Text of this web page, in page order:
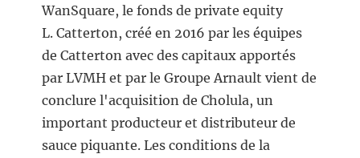
WanSquare, le fonds de private equity
L. Catterton, créé en 2016 par les équipes
de Catterton avec des capitaux apportés
par LVMH et par le Groupe Arnault vient de
conclure l'acquisition de Cholula, un
important producteur et distributeur de
sauce piquante. Les conditions de la